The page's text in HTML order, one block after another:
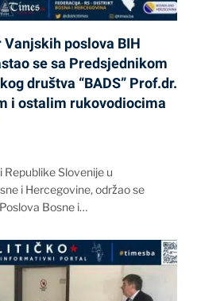
poslova BIH
se sa Predsjednikom
društva “BADS” Prof.dr.
i ostalim rukovodiocima
Slovenije u
i Hercegovine, održao se
Bosne i…